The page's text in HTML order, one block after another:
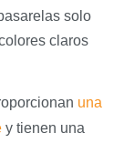
solo
claros
una
y tienen una